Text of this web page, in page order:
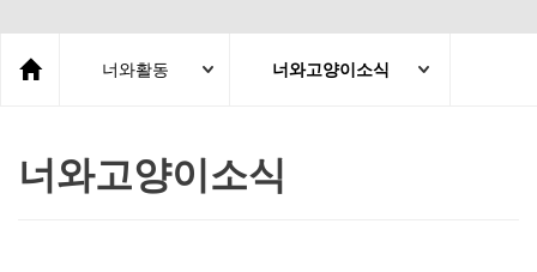
너와활동 너와고양이소식
너와고양이소식